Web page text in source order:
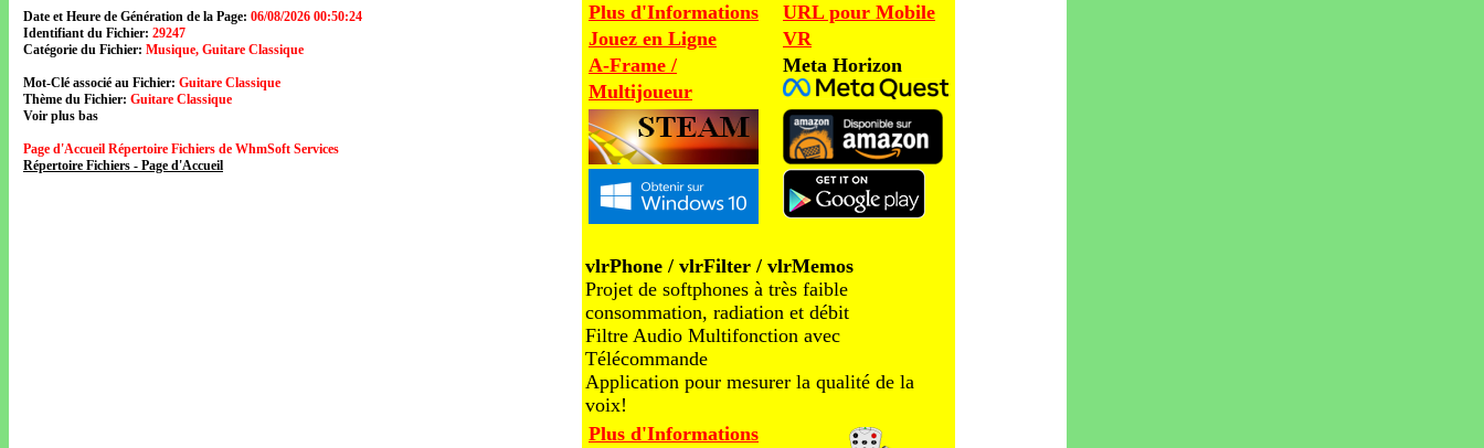
Date et Heure de Génération de la Page: 06/08/2026 00:50:24
Identifiant du Fichier: 29247
Catégorie du Fichier: Musique, Guitare Classique
Mot-Clé associé au Fichier: Guitare Classique
Thème du Fichier: Guitare Classique
Voir plus bas
Page d'Accueil Répertoire Fichiers de WhmSoft Services
Répertoire Fichiers - Page d'Accueil
Plus d'Informations
Jouez en Ligne
A-Frame /
Multijoueur
URL pour Mobile
VR
Meta Horizon
vlrPhone / vlrFilter / vlrMemos
Projet de softphones à très faible
consommation, radiation et débit
Filtre Audio Multifonction avec
Télécommande
Application pour mesurer la qualité de la
voix!
Plus d'Informations